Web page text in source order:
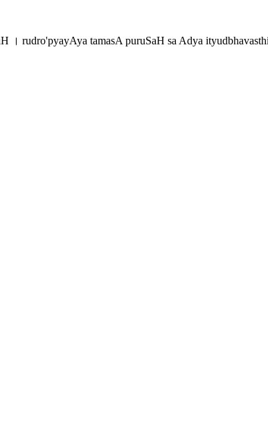
। rudro'pyayAya tamasA puruSaH sa Adya